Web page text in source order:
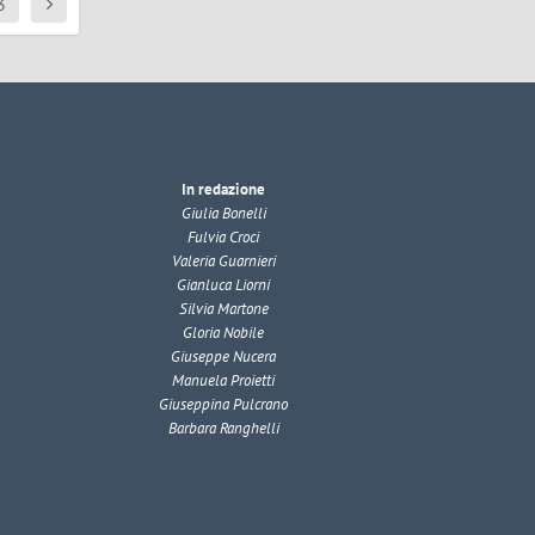
In redazione
Giulia Bonelli
Fulvia Croci
Valeria Guarnieri
Gianluca Liorni
Silvia Martone
Gloria Nobile
Giuseppe Nucera
Manuela Proietti
Giuseppina Pulcrano
Barbara Ranghelli